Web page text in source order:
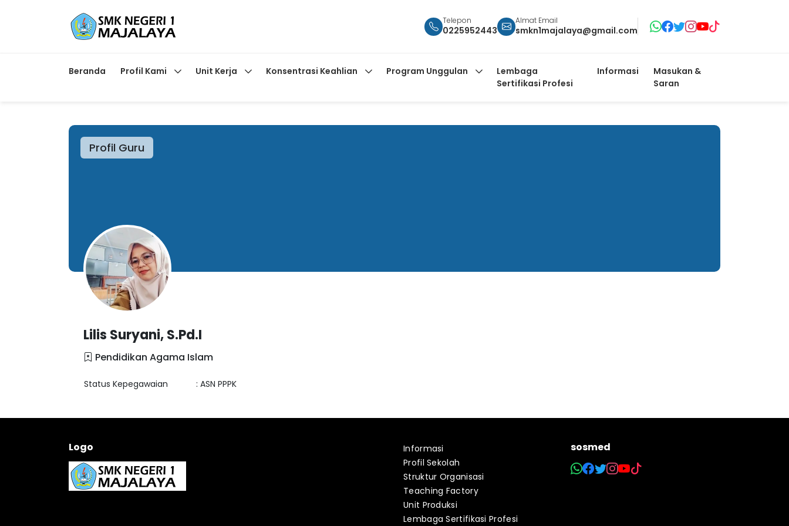
Telepon
0225952443
Almat Email
smkn1majalaya@gmail.com
Beranda Profil Kami Unit Kerja Konsentrasi Keahlian Program Unggulan
Lembaga
Sertifikasi Profesi
Informasi
Masukan &
Saran
Profil Guru
Lilis Suryani, S.Pd.I
Pendidikan Agama Islam
Status Kepegawaian : ASN PPPK
Logo
Informasi
Profil Sekolah
Struktur Organisasi
Teaching Factory
Unit Produksi
Lembaga Sertifikasi Profesi
sosmed